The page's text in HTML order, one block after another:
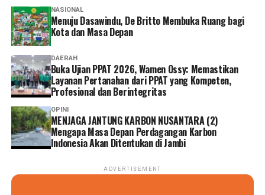
NASIONAL
Menuju Dasawindu, De Britto Membuka Ruang bagi
Kota dan Masa Depan
DAERAH
Buka Ujian PPAT 2026, Wamen Ossy: Memastikan
Layanan Pertanahan dari PPAT yang Kompeten,
Profesional dan Berintegritas
OPINI
MENJAGA JANTUNG KARBON NUSANTARA (2)
Mengapa Masa Depan Perdagangan Karbon
Indonesia Akan Ditentukan di Jambi
ADVERTISEMENT